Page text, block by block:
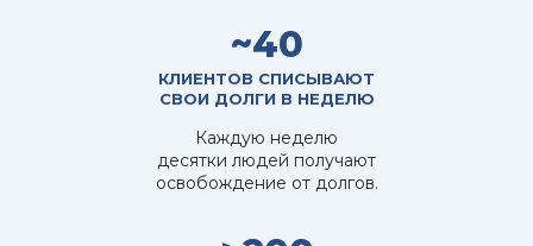
~40
КЛИЕНТОВ СПИСЫВАЮТ
СВОИ ДОЛГИ В НЕДЕЛЮ
Каждую неделю
десятки людей получают
освобождение от долгов.